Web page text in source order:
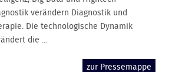
verändern Diagnostik und
Die technologische Dynamik
die ...
zur Pressemappe